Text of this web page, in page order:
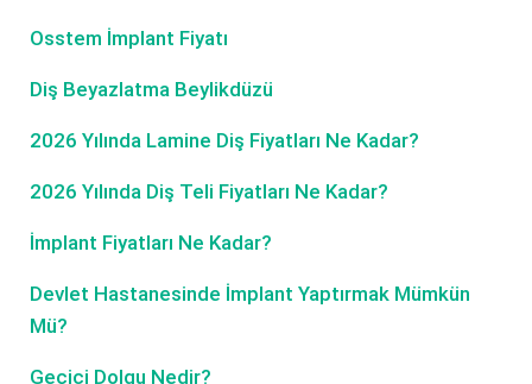
Osstem İmplant Fiyatı
Diş Beyazlatma Beylikdüzü
2026 Yılında Lamine Diş Fiyatları Ne Kadar?
2026 Yılında Diş Teli Fiyatları Ne Kadar?
İmplant Fiyatları Ne Kadar?
Devlet Hastanesinde İmplant Yaptırmak Mümkün
Mü?
Geçici Dolgu Nedir?